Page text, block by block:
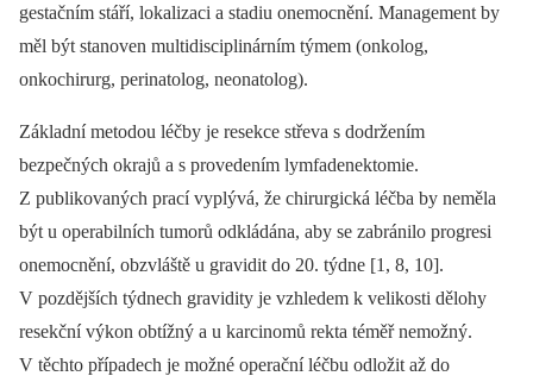
gestačním stáří, lokalizaci a stadiu onemocnění. Management by
měl být stanoven multidisciplinárním týmem (onkolog,
onkochirurg, perinatolog, neonatolog).
Základní metodou léčby je resekce střeva s dodržením
bezpečných okrajů a s provedením lymfadenektomie.
Z publikovaných prací vyplývá, že chirurgická léčba by neměla
být u operabilních tumorů odkládána, aby se zabránilo progresi
onemocnění, obzvláště u gravidit do 20. týdne [1, 8, 10].
V pozdějších týdnech gravidity je vzhledem k velikosti dělohy
resekční výkon obtížný a u karcinomů rekta téměř nemožný.
V těchto případech je možné operační léčbu odložit až do